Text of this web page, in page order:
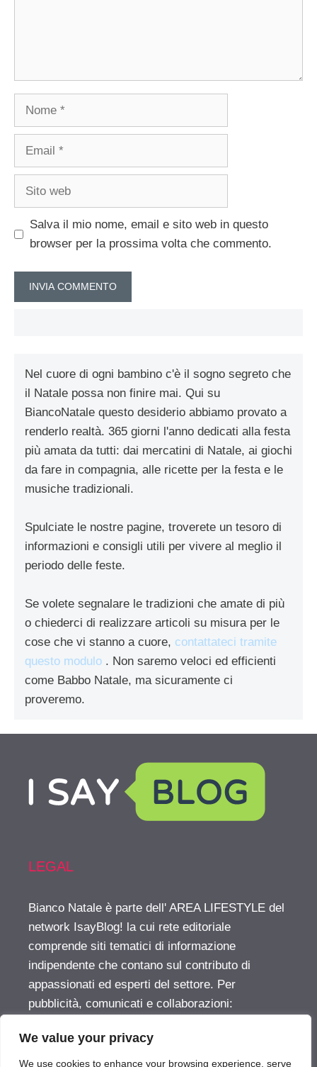
We value your privacy
We use cookies to enhance your browsing experience, serve
Nome
Email
Sito
Salva il mio nome, email e sito web in questo
browser per la prossima volta che commento.
Nel cuore di ogni bambino c'è il sogno segreto che
il Natale possa non finire mai. Qui su
BiancoNatale questo desiderio abbiamo provato a
renderlo realtà. 365 giorni l'anno dedicati alla festa
più amata da tutti: dai mercatini di Natale, ai giochi
da fare in compagnia, alle ricette per la festa e le
musiche tradizionali.
Spulciate le nostre pagine, troverete un tesoro di
informazioni e consigli utili per vivere al meglio il
periodo delle feste.
Se volete segnalare le tradizioni che amate di più
o chiederci di realizzare articoli su misura per le
cose che vi stanno a cuore, contattateci tramite
questo modulo . Non saremo veloci ed efficienti
come Babbo Natale, ma sicuramente ci
proveremo.
LEGAL
Bianco Natale è parte dell' AREA LIFESTYLE del
network IsayBlog! la cui rete editoriale
comprende siti tematici di informazione
indipendente che contano sul contributo di
appassionati ed esperti del settore. Per
pubblicità, comunicati e collaborazioni:
LIFESTYLE AREA inside the IsayBlog! network
For advertising, press releases and other